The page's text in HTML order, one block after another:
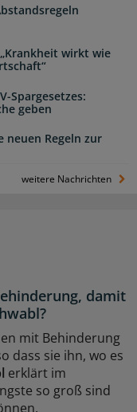
wirkt wie
Spargesetzes:
geben
neuen Regeln zur
weitere Nachrichten
damit
mit Behinderung
dass sie ihn, wo es
erklärt im
so groß sind